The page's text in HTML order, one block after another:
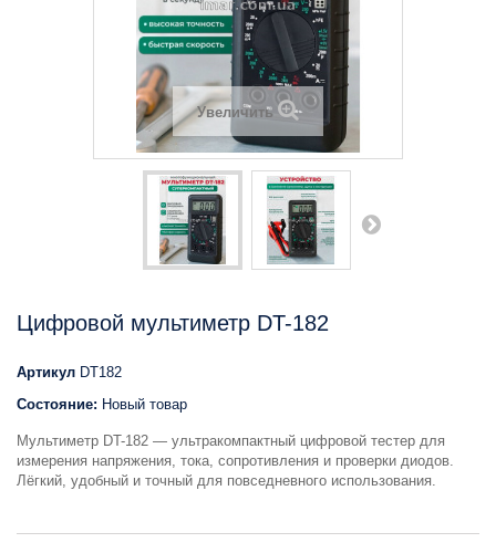
Увеличить
Цифровой мультиметр DT-182
Артикул DT182
Состояние: Новый товар
Мультиметр DT-182 — ультракомпактный цифровой тестер для
измерения напряжения, тока, сопротивления и проверки диодов.
Лёгкий, удобный и точный для повседневного использования.